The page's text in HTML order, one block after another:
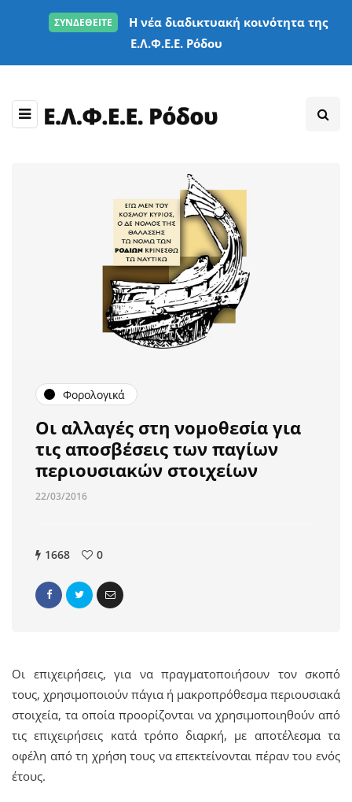
ΣΥΝΔΕΘΕΙΤΕ
Η νέα διαδικτυακή κοινότητα της
Ε.Λ.Φ.Ε.Ε. Ρόδου
Φορολογικά
Οι αλλαγές στη νομοθεσία για
τις αποσβέσεις των παγίων
περιουσιακών στοιχείων
22/03/2016
1668 0
Οι επιχειρήσεις, για να πραγματοποιήσουν τον σκοπό
τους, χρησιμοποιούν πάγια ή μακροπρόθεσμα περιουσιακά
στοιχεία, τα οποία προορίζονται να χρησιμοποιηθούν από
τις επιχειρήσεις κατά τρόπο διαρκή, με αποτέλεσμα τα
οφέλη από τη χρήση τους να επεκτείνονται πέραν του ενός
έτους.